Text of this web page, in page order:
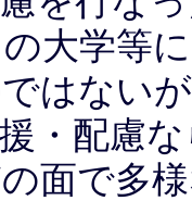
大学等
はない
・配慮
面で多